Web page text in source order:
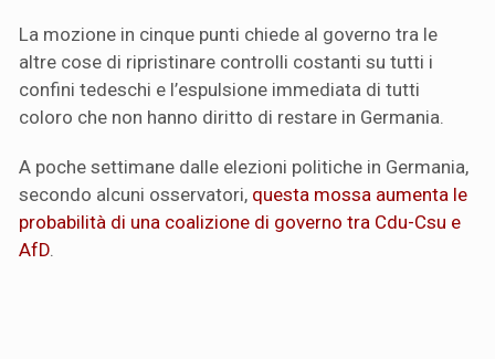
La mozione in cinque punti chiede al governo tra le
altre cose di ripristinare controlli costanti su tutti i
confini tedeschi e l’espulsione immediata di tutti
coloro che non hanno diritto di restare in Germania.
A poche settimane dalle elezioni politiche in Germania,
secondo alcuni osservatori, questa mossa aumenta le
probabilità di una coalizione di governo tra Cdu-Csu e
AfD